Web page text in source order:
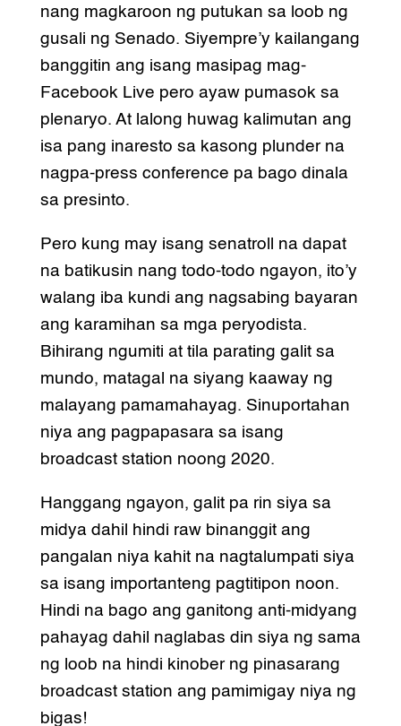
nang magkaroon ng putukan sa loob ng
gusali ng Senado. Siyempre’y kailangang
banggitin ang isang masipag mag-
Facebook Live pero ayaw pumasok sa
plenaryo. At lalong huwag kalimutan ang
isa pang inaresto sa kasong plunder na
nagpa-press conference pa bago dinala
sa presinto.
Pero kung may isang senatroll na dapat
na batikusin nang todo-todo ngayon, ito’y
walang iba kundi ang nagsabing bayaran
ang karamihan sa mga peryodista.
Bihirang ngumiti at tila parating galit sa
mundo, matagal na siyang kaaway ng
malayang pamamahayag. Sinuportahan
niya ang pagpapasara sa isang
broadcast station noong 2020.
Hanggang ngayon, galit pa rin siya sa
midya dahil hindi raw binanggit ang
pangalan niya kahit na nagtalumpati siya
sa isang importanteng pagtitipon noon.
Hindi na bago ang ganitong anti-midyang
pahayag dahil naglabas din siya ng sama
ng loob na hindi kinober ng pinasarang
broadcast station ang pamimigay niya ng
bigas!